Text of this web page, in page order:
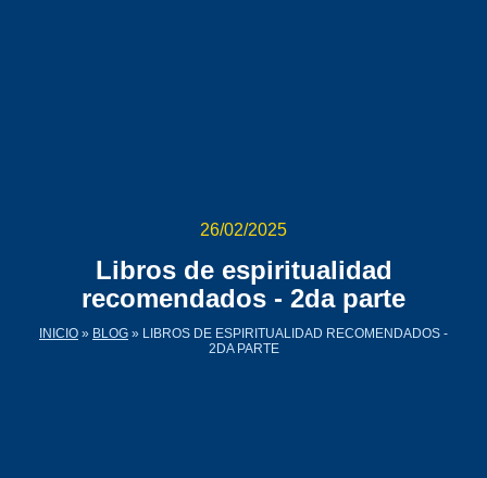
26/02/2025
Libros de espiritualidad
recomendados - 2da parte
INICIO » BLOG » LIBROS DE ESPIRITUALIDAD RECOMENDADOS -
2DA PARTE